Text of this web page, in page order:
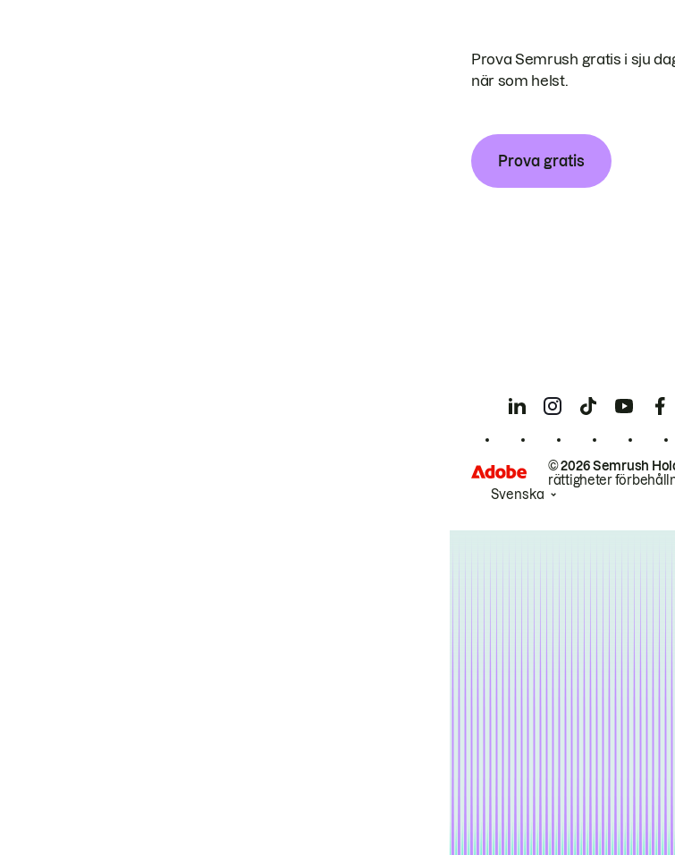
Prova Semrush gratis i sju
när som helst.
Prova gratis
© 2026 Semrush
rättigheter
Svenska